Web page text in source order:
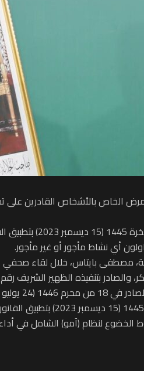
بالأشخاص القادرين على
أي نشاط مأجور أو غير مأجور.
مصطفى بايتاس، خلال لقاء
الخضوع لنظام (آمو) الشامل في